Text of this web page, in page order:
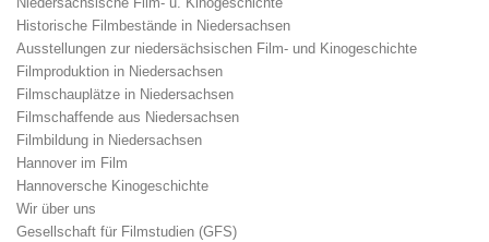
Historische Filmbestände in Niedersachsen
Ausstellungen zur niedersächsischen Film- und Kinogeschichte
Filmproduktion in Niedersachsen
Filmschauplätze in Niedersachsen
Filmschaffende aus Niedersachsen
Filmbildung in Niedersachsen
Hannover im Film
Hannoversche Kinogeschichte
Wir über uns
Gesellschaft für Filmstudien (GFS)